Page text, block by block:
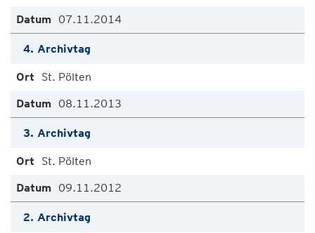
07.11.2014
4. Archivtag
St. Pölten
08.11.2013
3. Archivtag
St. Pölten
09.11.2012
2. Archivtag